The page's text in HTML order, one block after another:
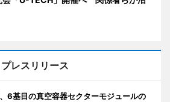
プレスリリース
6基目の真空容器セクターモジュールの